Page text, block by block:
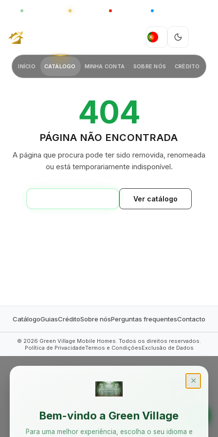
LUXO CHINA
PT
INÍCIO CATÁLOGO MINHA CONTA SOBRE NÓS CRÉDITO
404
PÁGINA NÃO ENCONTRADA
A página que procura pode ter sido removida, renomeada
ou está temporariamente indisponível.
Ver catálogo
CatálogoGuiasCréditoSobre nósPerguntas frequentesContacto
© 2026 Green Village Mobile Homes. Todos os direitos reservados.
Política de PrivacidadeTermos e CondiçõesExclusão de Dados
✕
Bem-vindo a Green Village
Para uma melhor experiência, escolha o seu idioma e